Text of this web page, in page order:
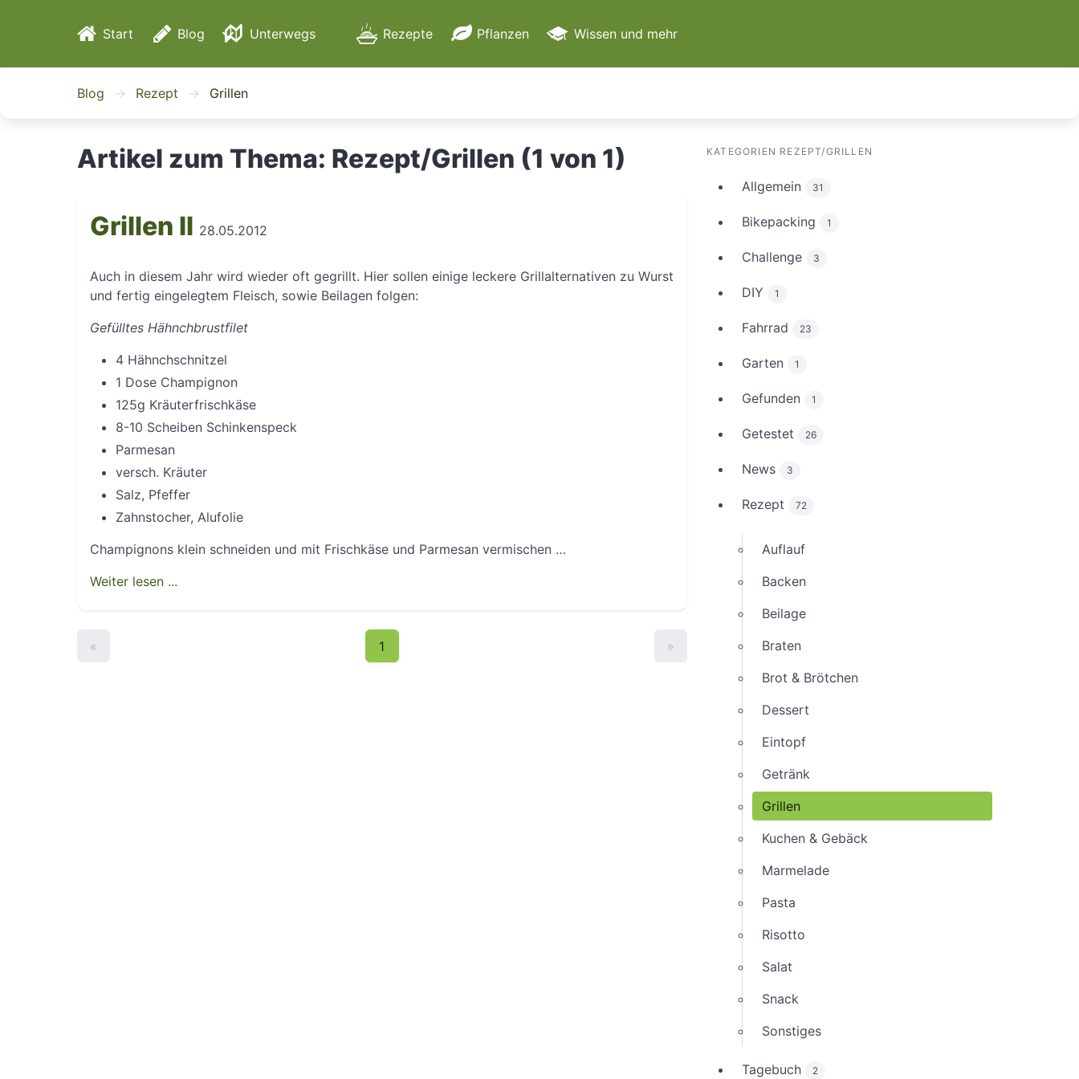
Start Blog Unterwegs
Reisen
Rezepte Pflanzen Wissen und mehr
Apps, Dienste & mehr
Reise
Blog Rezept Grillen
Artikel zum Thema: Rezept/Grillen (1 von 1)
Grillen II 28.05.2012
Auch in diesem Jahr wird wieder oft gegrillt. Hier sollen einige leckere Grillalternativen zu Wurst
und fertig eingelegtem Fleisch, sowie Beilagen folgen:
Gefülltes Hähnchbrustfilet
4 Hähnchschnitzel
1 Dose Champignon
125g Kräuterfrischkäse
8-10 Scheiben Schinkenspeck
Parmesan
versch. Kräuter
Salz, Pfeffer
Zahnstocher, Alufolie
Champignons klein schneiden und mit Frischkäse und Parmesan vermischen …
Weiter lesen ...
« »
1
KATEGORIEN REZEPT/GRILLEN
Allgemein 31
Bikepacking 1
Challenge 3
DIY 1
Fahrrad 23
Garten 1
Gefunden 1
Getestet 26
News 3
Rezept 72
Auflauf
Backen
Beilage
Braten
Brot & Brötchen
Dessert
Eintopf
Getränk
Grillen
Kuchen & Gebäck
Marmelade
Pasta
Risotto
Salat
Snack
Sonstiges
Tagebuch 2